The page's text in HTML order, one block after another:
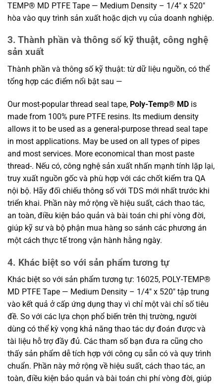
TEMP® MD PTFE Tape — Medium Density – 1/4″ x 520″
hòa vào quy trình sản xuất hoặc dịch vụ của doanh nghiệp.
3. Thành phần và thông số kỹ thuật, công nghệ
sản xuất
Thành phần và thông số kỹ thuật: từ dữ liệu nguồn, có thể
tổng hợp các điểm nổi bật sau —
Our most-popular thread seal tape, Poly-Temp® MD is
made from 100% pure PTFE resins. Its medium density
allows it to be used as a general-purpose thread seal tape
in most applications. May be used on all types of pipes
and most services. More economical than most paste
thread-. Nếu có, công nghệ sản xuất nhấn mạnh tính lặp lại,
truy xuất nguồn gốc và phù hợp với các chốt kiểm tra QA
nội bộ. Hãy đối chiếu thông số với TDS mới nhất trước khi
triển khai. Phần này mở rộng về hiệu suất, cách thao tác,
an toàn, điều kiện bảo quản và bài toán chi phí vòng đời,
giúp kỹ sư và bộ phận mua hàng so sánh các phương án
một cách thực tế trong vận hành hằng ngày.
4. Khác biệt so với sản phẩm tương tự
Khác biệt so với sản phẩm tương tự: 16025, POLY-TEMP®
MD PTFE Tape — Medium Density – 1/4″ x 520″ tập trung
vào kết quả ở cấp ứng dụng thay vì chỉ một vài chỉ số tiêu
đề. So với các lựa chọn phổ biến trên thị trường, người
dùng có thể kỳ vọng khả năng thao tác dự đoán được và
tài liệu hỗ trợ đầy đủ. Các tham số bạn đưa ra cũng cho
thấy sản phẩm dễ tích hợp với công cụ sẵn có và quy trình
chuẩn. Phần này mở rộng về hiệu suất, cách thao tác, an
toàn, điều kiện bảo quản và bài toán chi phí vòng đời, giúp